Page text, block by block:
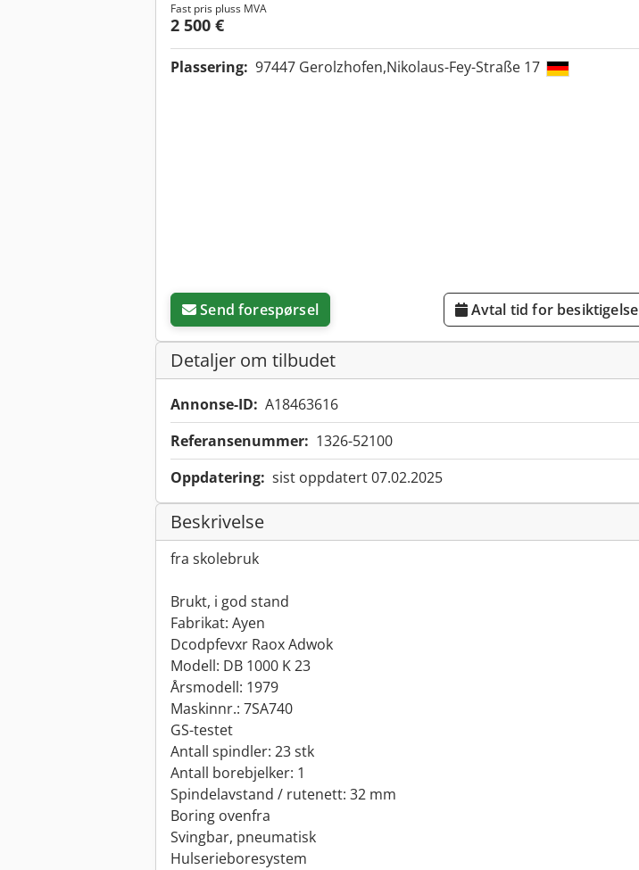
Fast pris pluss MVA
2 500 €
Plassering: 97447 Gerolzhofen,Nikolaus-Fey-Straße 17
Send forespørsel Avtal tid for besiktigelse
Detaljer om tilbudet
Annonse-ID: A18463616
Referansenummer: 1326-52100
Oppdatering: sist oppdatert 07.02.2025
Beskrivelse
fra skolebruk
Brukt, i god stand
Fabrikat: Ayen
Dcodpfevxr Raox Adwok
Modell: DB 1000 K 23
Årsmodell: 1979
Maskinnr.: 7SA740
GS-testet
Antall spindler: 23 stk
Antall borebjelker: 1
Spindelavstand / rutenett: 32 mm
Boring ovenfra
Svingbar, pneumatisk
Hulserieboresystem